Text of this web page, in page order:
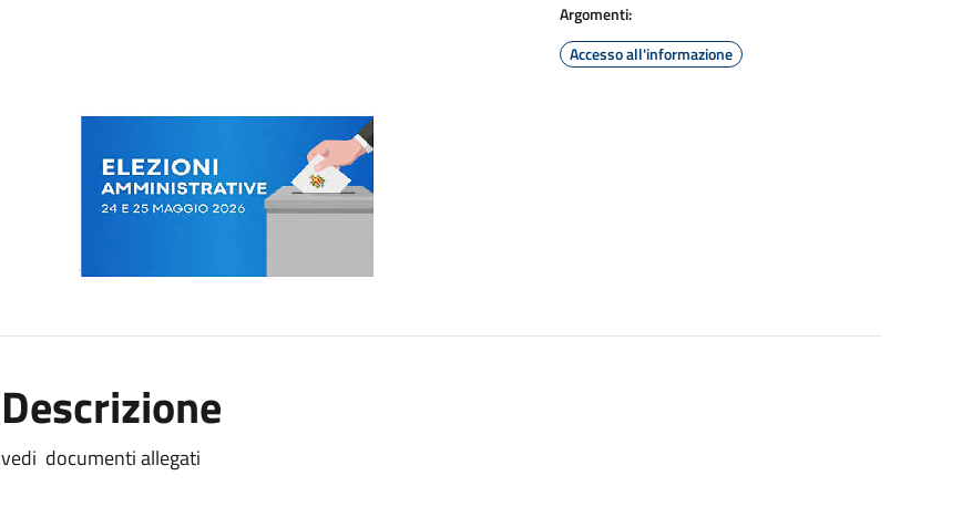
Argomenti:
Accesso all'informazione
Descrizione
vedi documenti allegati